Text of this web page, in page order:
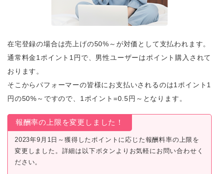
在宅登録の場合は売上げの50%～が対価として支払われます。
通常料金1ポイント1円で、男性ユーザーはポイント購入されて
おります。
そこからパフォーマーの皆様にお支払いされるのは1ポイント1
円の50%～ですので、1ポイント=0.5円～となります。
報酬率の上限を変更しました！
2023年9月1日～獲得したポイントに応じた報酬料率の上限を
変更しました。詳細は以下ボタンよりお気軽にお問い合わせく
ださい。